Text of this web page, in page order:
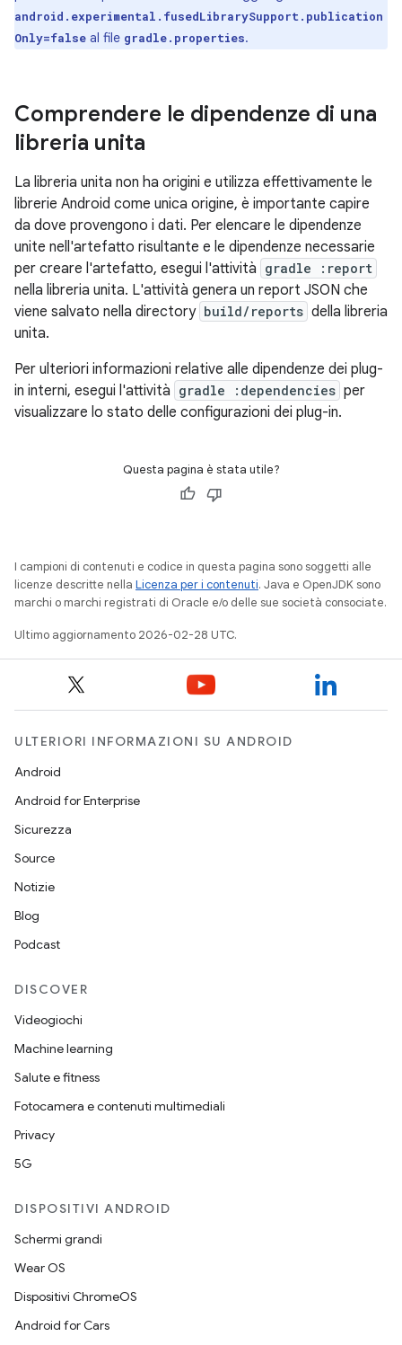
android.experimental.fusedLibrarySupport.publication
Only=false al file gradle.properties.
Comprendere le dipendenze di una
libreria unita
La libreria unita non ha origini e utilizza effettivamente le
librerie Android come unica origine, è importante capire
da dove provengono i dati. Per elencare le dipendenze
unite nell'artefatto risultante e le dipendenze necessarie
per creare l'artefatto, esegui l'attività gradle :report
nella libreria unita. L'attività genera un report JSON che
viene salvato nella directory build/reports della libreria
unita.
Per ulteriori informazioni relative alle dipendenze dei plug-
in interni, esegui l'attività gradle :dependencies per
visualizzare lo stato delle configurazioni dei plug-in.
Questa pagina è stata utile?
I campioni di contenuti e codice in questa pagina sono soggetti alle
licenze descritte nella Licenza per i contenuti. Java e OpenJDK sono
marchi o marchi registrati di Oracle e/o delle sue società consociate.
Ultimo aggiornamento 2026-02-28 UTC.
ULTERIORI INFORMAZIONI SU ANDROID
Android
Android for Enterprise
Sicurezza
Source
Notizie
Blog
Podcast
DISCOVER
Videogiochi
Machine learning
Salute e fitness
Fotocamera e contenuti multimediali
Privacy
5G
DISPOSITIVI ANDROID
Schermi grandi
Wear OS
Dispositivi ChromeOS
Android for Cars